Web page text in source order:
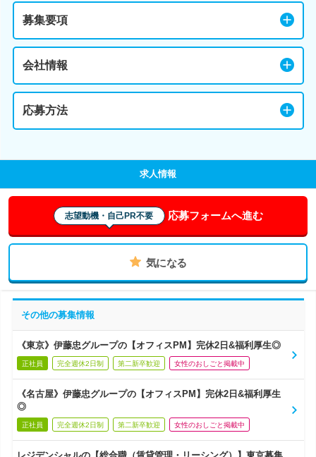
募集要項
会社情報
応募方法
求人情報
志望動機・自己PR不要 応募フォームへ進む
気になる
その他の募集情報
《東京》伊藤忠グループの【オフィスPM】完休2日&福利厚生◎
正社員 完全週休2日制 第二新卒歓迎 女性のおしごと掲載中
《名古屋》伊藤忠グループの【オフィスPM】完休2日&福利厚生
◎
正社員 完全週休2日制 第二新卒歓迎 女性のおしごと掲載中
レジデンシャルの【総合職（賃貸管理・リーシング）】東京募集